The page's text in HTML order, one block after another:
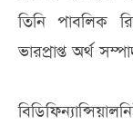
তিনি পাবলিক
ভারপ্রাপ্ত অর্থ